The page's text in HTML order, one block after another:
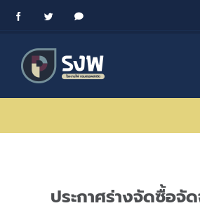
Skip
FacebookTwitter Messenger
ประกาศร่างจัดซื้อจั